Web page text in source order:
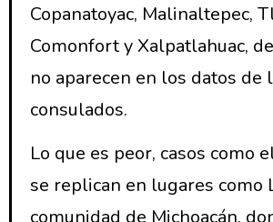
Copanatoyac, Malinaltepec,
Comonfort y Xalpatlahuac,
no aparecen en los datos de
consulados.
Lo que es peor, casos como
se replican en lugares como
comunidad de Michoacán,